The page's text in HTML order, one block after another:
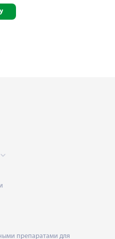
препаратами для